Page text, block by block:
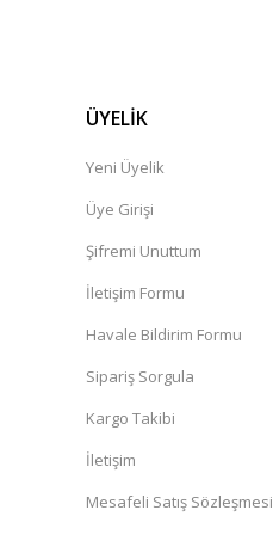
ÜYELİK
Yeni Üyelik
Üye Girişi
Şifremi Unuttum
İletişim Formu
Havale Bildirim Formu
Sipariş Sorgula
Kargo Takibi
İletişim
Mesafeli Satış Sözleşmesi